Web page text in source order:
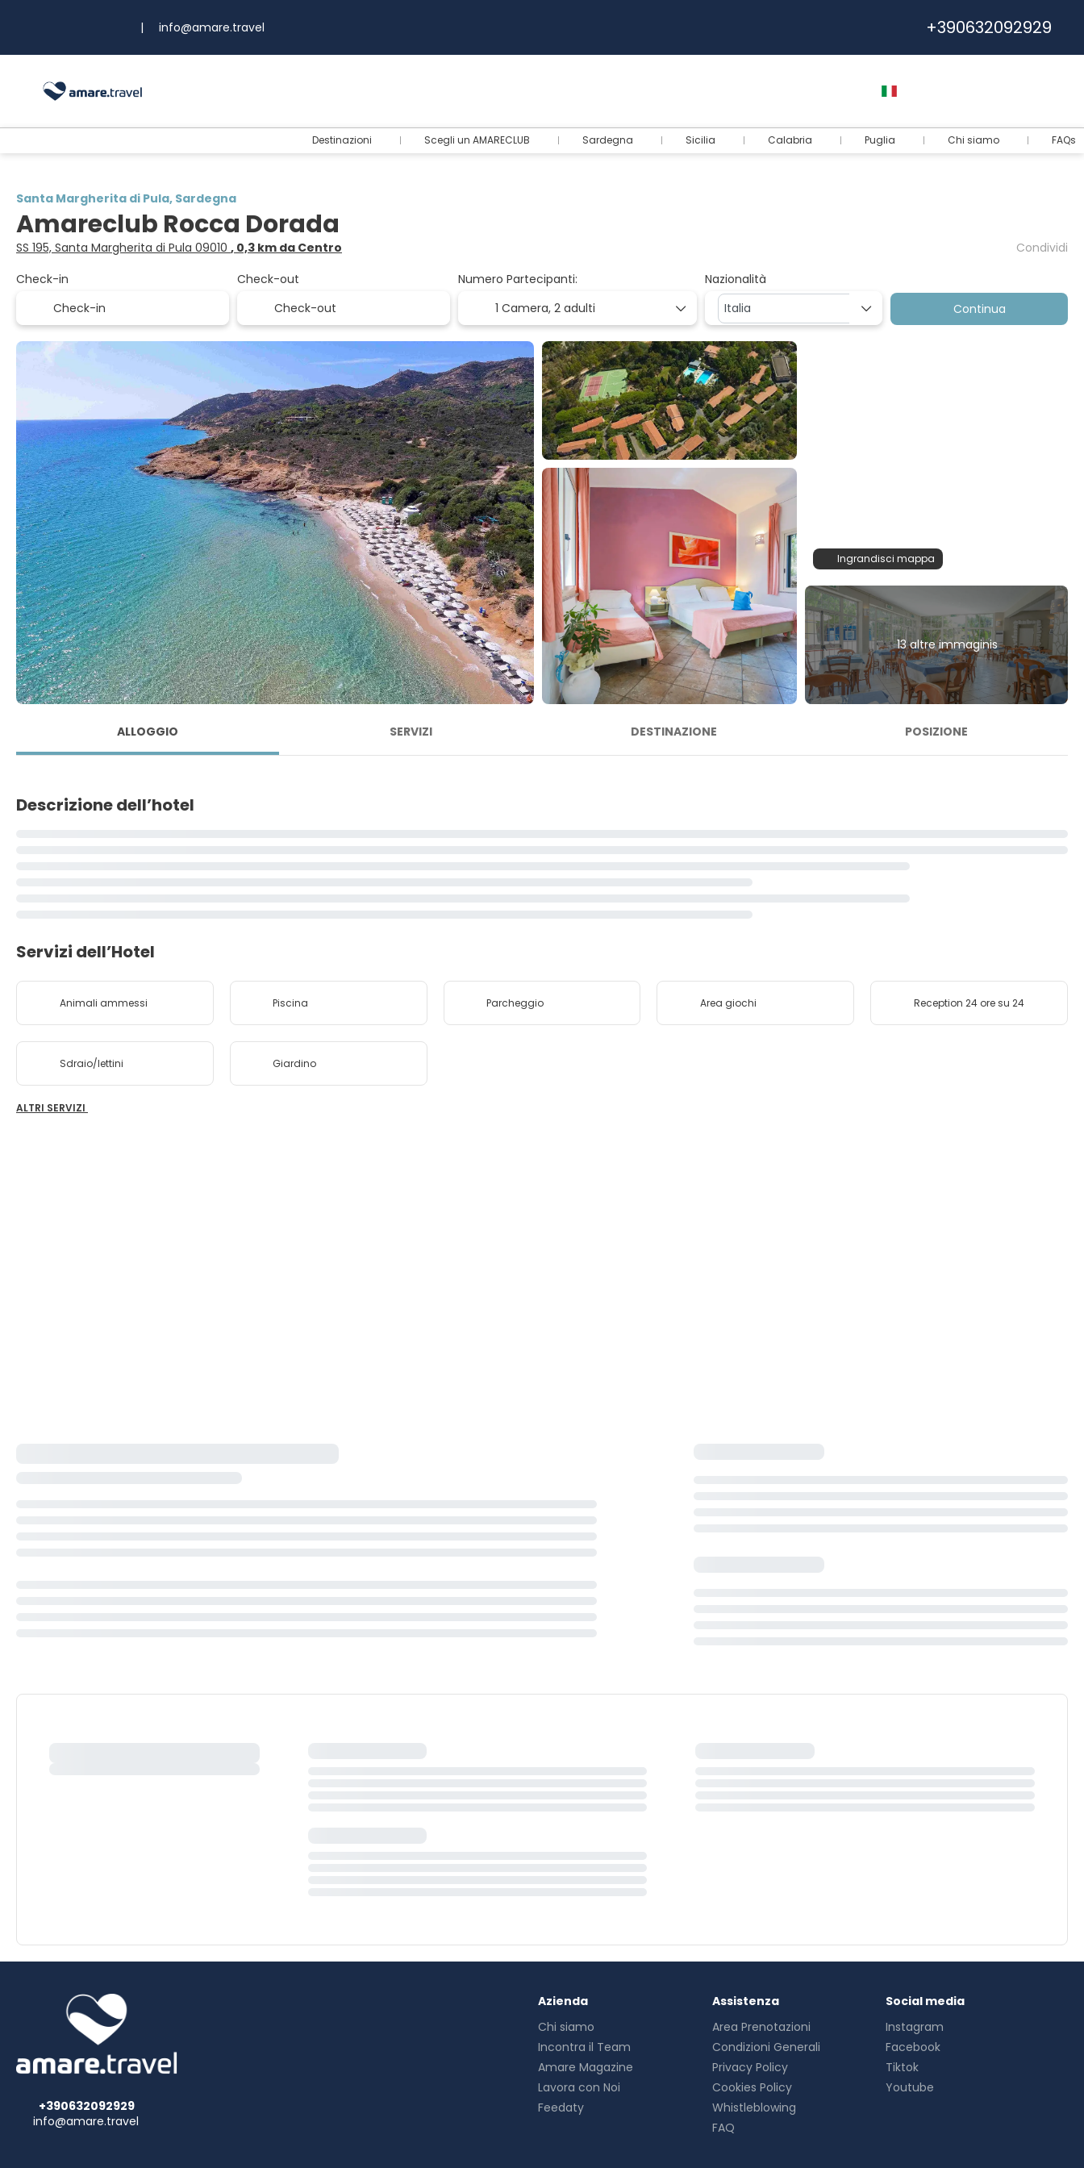
| info@amare.travel +390632092929
Destinazioni Scegli un AMARECLUB Sardegna Sicilia Calabria Puglia Chi siamo FAQs
Santa Margherita di Pula, Sardegna
Amareclub Rocca Dorada
SS 195, Santa Margherita di Pula 09010 , 0,3 km da Centro
Condividi
Check-in
Check-out
Numero Partecipanti:
1 Camera, 2 adulti
Nazionalità
Continua
Ingrandisci mappa
13 altre immaginis
ALLOGGIO SERVIZI DESTINAZIONE POSIZIONE
Descrizione dell’hotel
Servizi dell’Hotel
Animali ammessi Piscina Parcheggio Area giochi Reception 24 ore su 24
Sdraio/lettini Giardino
ALTRI SERVIZI
+390632092929
info@amare.travel
Azienda
Chi siamo
Incontra il Team
Amare Magazine
Lavora con Noi
Feedaty
Assistenza
Area Prenotazioni
Condizioni Generali
Privacy Policy
Cookies Policy
Whistleblowing
FAQ
Social media
Instagram
Facebook
Tiktok
Youtube